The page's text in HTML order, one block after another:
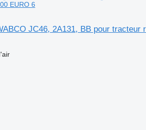
EURO 6
JC46, 2A131, BB pour tracteur